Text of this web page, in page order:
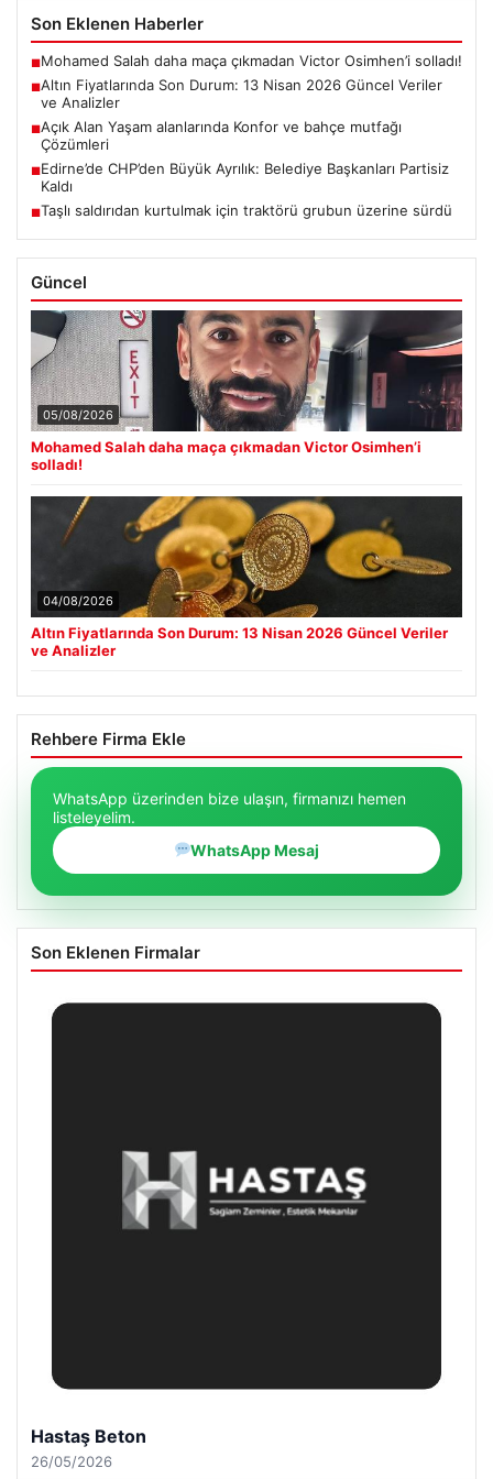
Son Eklenen Haberler
■Mohamed Salah daha maça çıkmadan Victor Osimhen’i solladı!
■Altın Fiyatlarında Son Durum: 13 Nisan 2026 Güncel Veriler
ve Analizler
■Açık Alan Yaşam alanlarında Konfor ve bahçe mutfağı
Çözümleri
■Edirne’de CHP’den Büyük Ayrılık: Belediye Başkanları Partisiz
Kaldı
■Taşlı saldırıdan kurtulmak için traktörü grubun üzerine sürdü
Güncel
05/08/2026
Mohamed Salah daha maça çıkmadan Victor Osimhen’i
solladı!
04/08/2026
Altın Fiyatlarında Son Durum: 13 Nisan 2026 Güncel Veriler
ve Analizler
Rehbere Firma Ekle
WhatsApp üzerinden bize ulaşın, firmanızı hemen
listeleyelim.
WhatsApp Mesaj
Son Eklenen Firmalar
Enes Kaplan Avukatlık Bürosu
28/04/2026